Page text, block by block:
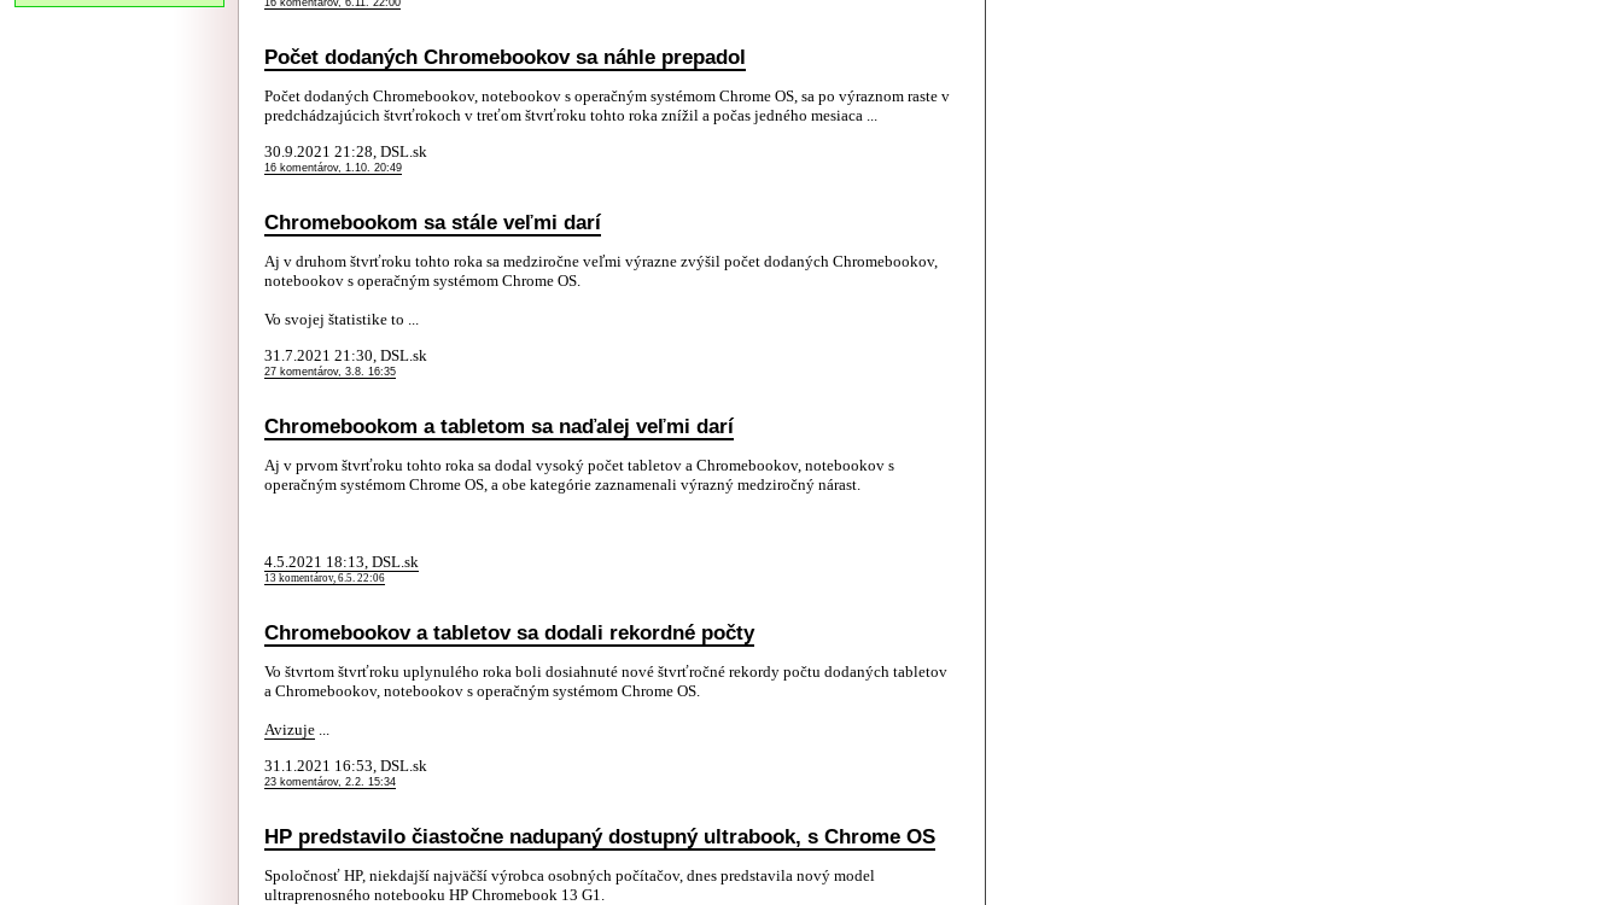
16 komentárov, 6.11. 22:00
Počet dodaných Chromebookov sa náhle prepadol
Počet dodaných Chromebookov, notebookov s operačným systémom Chrome OS, sa po výraznom raste v
predchádzajúcich štvrťrokoch v treťom štvrťroku tohto roka znížil a počas jedného mesiaca ...
30.9.2021 21:28, DSL.sk
16 komentárov, 1.10. 20:49
Chromebookom sa stále veľmi darí
Aj v druhom štvrťroku tohto roka sa medziročne veľmi výrazne zvýšil počet dodaných Chromebookov,
notebookov s operačným systémom Chrome OS.
Vo svojej štatistike to ...
31.7.2021 21:30, DSL.sk
27 komentárov, 3.8. 16:35
Chromebookom a tabletom sa naďalej veľmi darí
Aj v prvom štvrťroku tohto roka sa dodal vysoký počet tabletov a Chromebookov, notebookov s
operačným systémom Chrome OS, a obe kategórie zaznamenali výrazný medziročný nárast.
4.5.2021 18:13, DSL.sk
13 komentárov, 6.5. 22:06
Chromebookov a tabletov sa dodali rekordné počty
Vo štvrtom štvrťroku uplynulého roka boli dosiahnuté nové štvrťročné rekordy počtu dodaných tabletov
a Chromebookov, notebookov s operačným systémom Chrome OS.
Avizuje ...
31.1.2021 16:53, DSL.sk
23 komentárov, 2.2. 15:34
HP predstavilo čiastočne nadupaný dostupný ultrabook, s Chrome OS
Spoločnosť HP, niekdajší najväčší výrobca osobných počítačov, dnes predstavila nový model
ultraprenosného notebooku HP Chromebook 13 G1.